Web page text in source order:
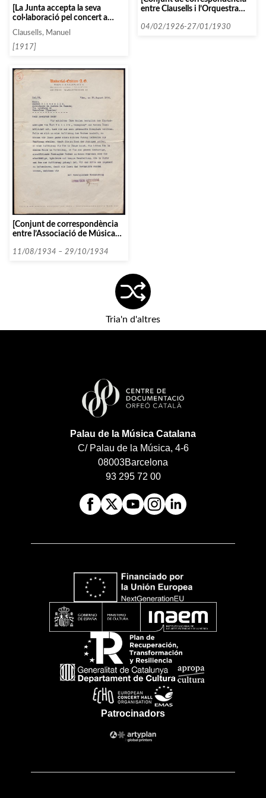
[La Junta accepta la seva
col·laboració pel concert a
Clausells, Manuel
[1917]
entre Clausells i l’Orquestra
04/02/1926-27/01/1930
[Conjunt de correspondència
entre l’Associació de Música
entitats que comencen amb la
11/08/1934 – 29/10/1934
Tria'n d'altres
Palau de la Música Catalana
C/ Palau de la Música, 4-6
08003Barcelona
93 295 72 00
Patrocinadors